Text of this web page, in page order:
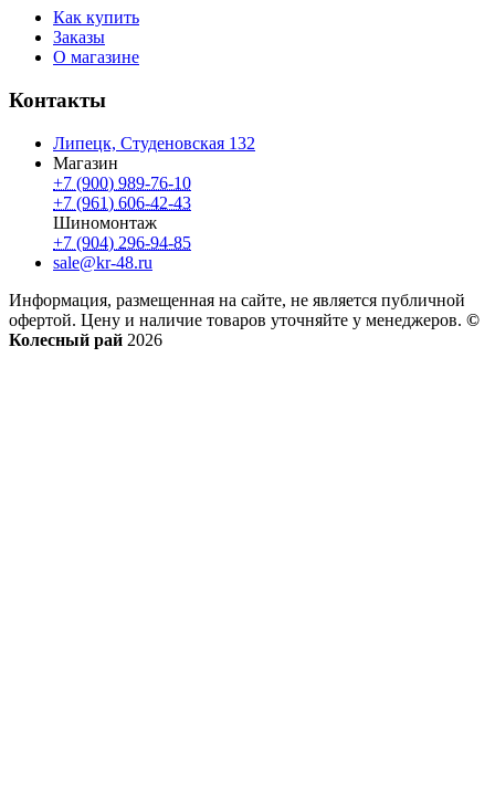
Как купить
Заказы
О магазине
Контакты
Липецк, Студеновская 132
Магазин
+7 (900) 989-76-10
+7 (961) 606-42-43
Шиномонтаж
+7 (904) 296-94-85
sale@kr-48.ru
Информация, размещенная на сайте, не является публичной
офертой. Цену и наличие товаров уточняйте у менеджеров. ©
Колесный рай 2026